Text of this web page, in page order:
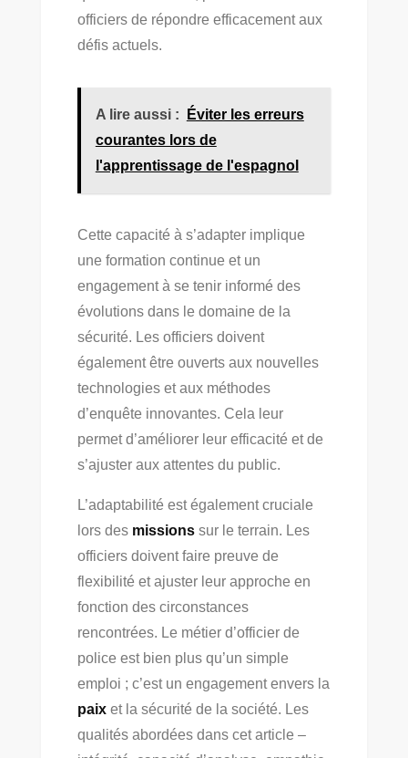
officiers de répondre efficacement aux
défis actuels.
A lire aussi :
Éviter les erreurs
courantes lors de
l'apprentissage de l'espagnol
Cette capacité à s’adapter implique
une formation continue et un
engagement à se tenir informé des
évolutions dans le domaine de la
sécurité. Les officiers doivent
également être ouverts aux nouvelles
technologies et aux méthodes
d’enquête innovantes. Cela leur
permet d’améliorer leur efficacité et de
s’ajuster aux attentes du public.
L’adaptabilité est également cruciale
lors des missionssur le terrain. Les
officiers doivent faire preuve de
flexibilité et ajuster leur approche en
fonction des circonstances
rencontrées. Le métier d’officier de
police est bien plus qu’un simple
emploi ; c’est un engagement envers la
paixet la sécurité de la société. Les
qualités abordées dans cet article –